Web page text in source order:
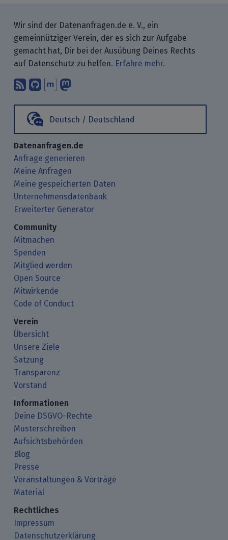
Wir sind der Datenanfragen.de e. V., ein
gemeinnütziger Verein, der es sich zur Aufgabe
gemacht hat, Dir bei der Ausübung Deines Rechts
auf Datenschutz zu helfen. Erfahre mehr.
Abonniere unsere Blogbeiträge mit
Finde uns bei GitHub.
Unterhalte Dich mit uns über
Deutsch / Deutschland
Datenanfragen.de
Anfrage generieren
Meine Anfragen
Meine gespeicherten Daten
Unternehmensdatenbank
Erweiterter Generator
Community
Mitmachen
Spenden
Mitglied werden
Open Source
Mitwirkende
Code of Conduct
Verein
Übersicht
Unsere Ziele
Satzung
Transparenz
Vorstand
Informationen
Deine DSGVO-Rechte
Musterschreiben
Aufsichtsbehörden
Blog
Presse
Veranstaltungen & Vorträge
Material
Rechtliches
Impressum
Datenschutzerklärung